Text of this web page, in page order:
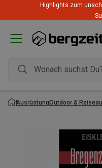
Highlights zum
AusrüstungOutdoor &